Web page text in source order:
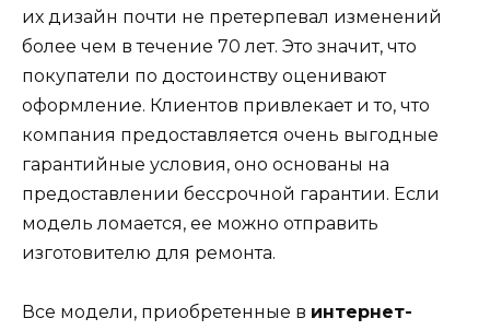
их дизайн почти не претерпевал изменений
более чем в течение 70 лет. Это значит, что
покупатели по достоинству оценивают
оформление. Клиентов привлекает и то, что
компания предоставляется очень выгодные
гарантийные условия, оно основаны на
предоставлении бессрочной гарантии. Если
модель ломается, ее можно отправить
изготовителю для ремонта.
Все модели, приобретенные в интернет-